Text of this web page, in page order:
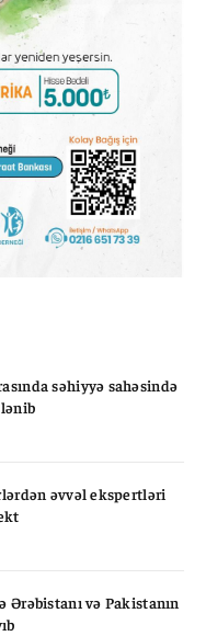
səhiyyə sahəsində
əvvəl ekspertləri
və Pakistanın